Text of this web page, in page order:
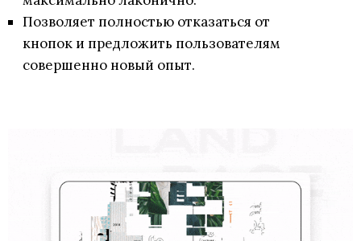
Позволяет полностью отказаться от
кнопок и предложить пользователям
совершенно новый опыт.